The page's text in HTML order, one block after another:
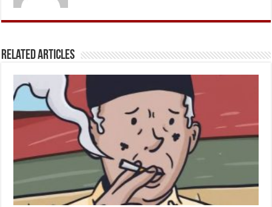
Related Articles